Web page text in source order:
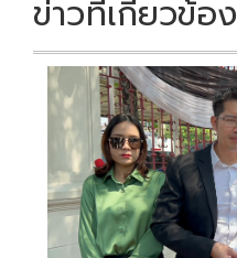
ข่าวที่เกี่ยวข้อง